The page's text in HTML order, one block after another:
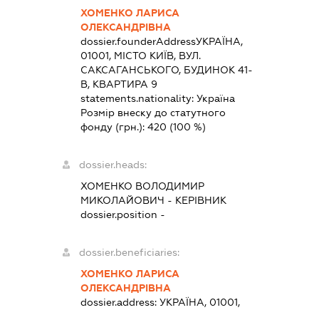
ХОМЕНКО ЛАРИСА
ОЛЕКСАНДРІВНА
dossier.founderAddressУКРАЇНА,
01001, МІСТО КИЇВ, ВУЛ.
САКСАГАНСЬКОГО, БУДИНОК 41-
В, КВАРТИРА 9
statements.nationality:Україна
Розмір внеску до статутного
фонду (грн.):420 (100 %)
dossier.heads:
ХОМЕНКО ВОЛОДИМИР
МИКОЛАЙОВИЧ - КЕРІВНИК
dossier.position -
dossier.beneficiaries:
ХОМЕНКО ЛАРИСА
ОЛЕКСАНДРІВНА
dossier.address:УКРАЇНА, 01001,